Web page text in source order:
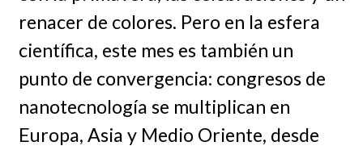
renacer de colores. Pero en la esfera
científica, este mes es también un
punto de convergencia: congresos de
nanotecnología se multiplican en
Europa, Asia y Medio Oriente, desde